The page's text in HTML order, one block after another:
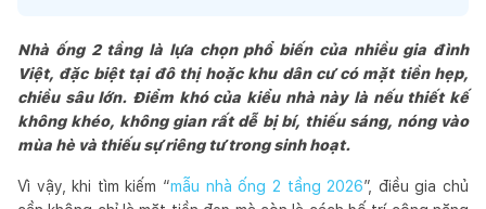
Nhà ống 2 tầng là lựa chọn phổ biến của nhiều gia đình
Việt, đặc biệt tại đô thị hoặc khu dân cư có mặt tiền hẹp,
chiều sâu lớn. Điểm khó của kiểu nhà này là nếu thiết kế
không khéo, không gian rất dễ bị bí, thiếu sáng, nóng vào
mùa hè và thiếu sự riêng tư trong sinh hoạt.
Vì vậy, khi tìm kiếm “mẫu nhà ống 2 tầng 2026”, điều gia chủ